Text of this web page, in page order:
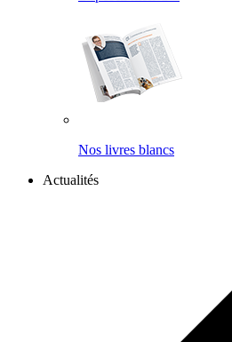
Nos livres blancs
Actualités